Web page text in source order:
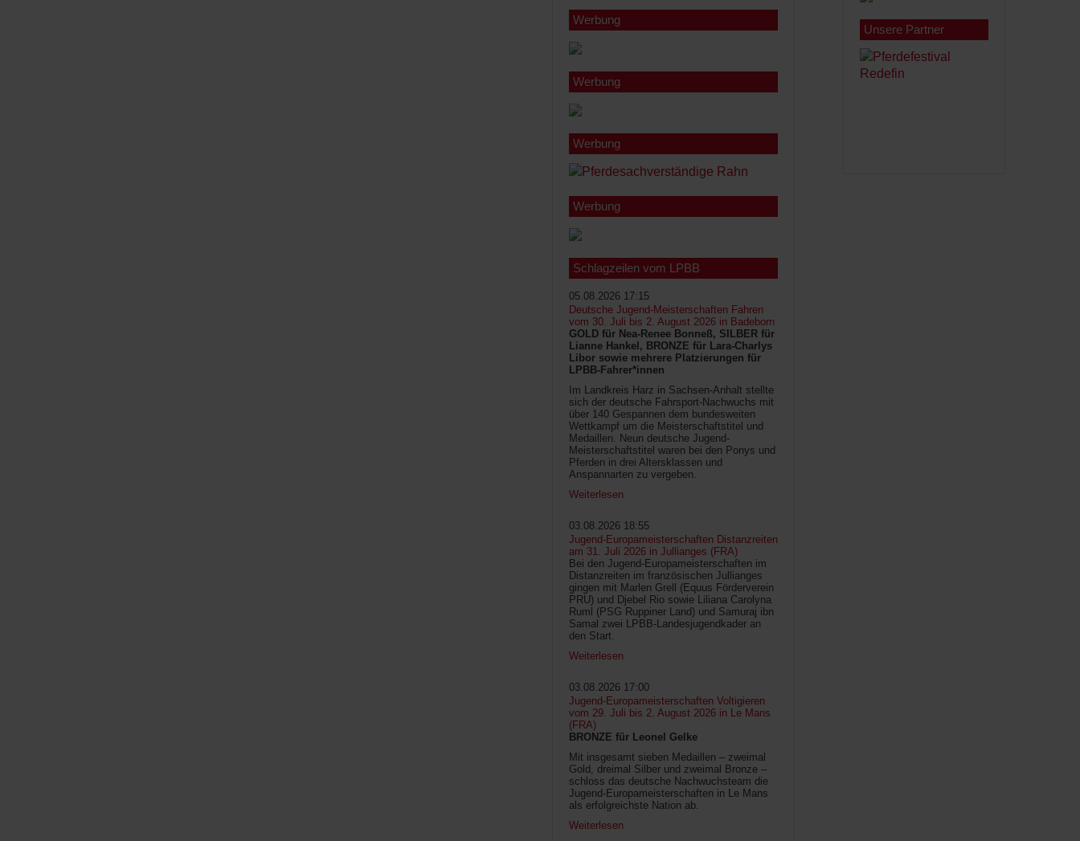
Werbung
Werbung
Werbung
Werbung
Schlagzeilen vom LPBB
05.08.2026 17:15
Deutsche Jugend-Meisterschaften Fahren
vom 30. Juli bis 2. August 2026 in Badeborn
GOLD für Nea-Renee Bonneß, SILBER für
Lianne Hankel, BRONZE für Lara-Charlys
Libor sowie mehrere Platzierungen für
LPBB-Fahrer*innen
Im Landkreis Harz in Sachsen-Anhalt stellte
sich der deutsche Fahrsport-Nachwuchs mit
über 140 Gespannen dem bundesweiten
Wettkampf um die Meisterschaftstitel und
Medaillen. Neun deutsche Jugend-
Meisterschaftstitel waren bei den Ponys und
Pferden in drei Altersklassen und
Anspannarten zu vergeben.
Weiterlesen
03.08.2026 18:55
Jugend-Europameisterschaften Distanzreiten
am 31. Juli 2026 in Jullianges (FRA)
Bei den Jugend-Europameisterschaften im
Distanzreiten im französischen Jullianges
gingen mit Marlen Grell (Equus Förderverein
PRU) und Djebel Rio sowie Liliana Carolyna
Ruml (PSG Ruppiner Land) und Samuraj ibn
Samal zwei LPBB-Landesjugendkader an
den Start.
Weiterlesen
03.08.2026 17:00
Jugend-Europameisterschaften Voltigieren
vom 29. Juli bis 2. August 2026 in Le Mans
(FRA)
BRONZE für Leonel Gelke
Mit insgesamt sieben Medaillen – zweimal
Gold, dreimal Silber und zweimal Bronze –
schloss das deutsche Nachwuchsteam die
Jugend-Europameisterschaften in Le Mans
als erfolgreichste Nation ab.
Weiterlesen
Unsere Partner